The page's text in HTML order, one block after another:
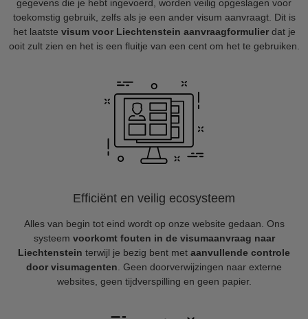
gegevens die je hebt ingevoerd, worden veilig opgeslagen voor
toekomstig gebruik, zelfs als je een ander visum aanvraagt. Dit is
het laatste visum voor Liechtenstein aanvraagformulierdat je
ooit zult zien en het is een fluitje van een cent om het te gebruiken.
Efficiënt en veilig ecosysteem
Alles van begin tot eind wordt op onze website gedaan. Ons
systeem voorkomt fouten in de visumaanvraag naar
Liechtenstein terwijl je bezig bent met aanvullende controle
door visumagenten . Geen doorverwijzingen naar externe
websites, geen tijdverspilling en geen papier.